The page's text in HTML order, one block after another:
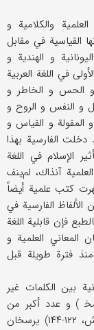
والكلامية و
القياسية في مقابل
و الهندية و
في اللغة العربية
و الحس و الخاطر و
و النفس و الروح و
المقولة و القياس و
دخلت الفارسية بهذا
الإسلام في اللغة
آنذاك، لم‌ينف
كتب علمية أيضاً
الفارسية في
و ما‌بعدها). و بالطبع فإن قابلية اللغة
المعاني العلمية و
فترة طويلة قبل
بين الكلمات غير
(جفري، ۴۴، مخ‍‌ ) و عدد أكبر من
الألفاظ الفارسية في الشعر العربي الجاهلي، (آذرنوش، ۱۲۲-۱۴۴) يرسخان